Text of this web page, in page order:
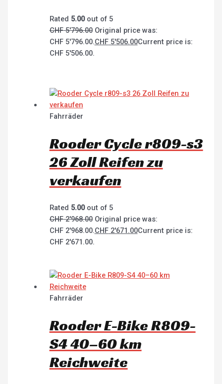
Rated 5.00out of 5
CHF5'796.00 Original price was:
CHF 5'796.00.CHF5'506.00Current price is:
CHF 5'506.00.
Fahrräder
Rooder Cycle r809-s3
26 Zoll Reifen zu
verkaufen
Rated 5.00out of 5
CHF2'968.00 Original price was:
CHF 2'968.00.CHF2'671.00Current price is:
CHF 2'671.00.
Fahrräder
Rooder E-Bike R809-
S4 40–60 km
Reichweite